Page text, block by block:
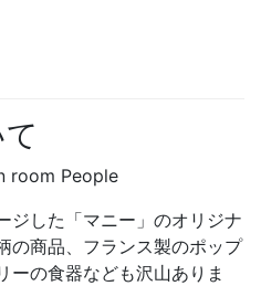
room People
ジした「マニー」のオリジナ
の商品、フランス製のポップ
ーの食器なども沢山ありま